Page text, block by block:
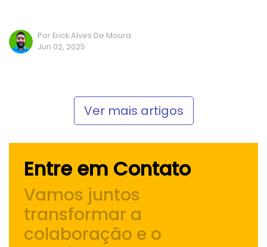
Por Erick Alves De Moura
Jun 02, 2025
Ver mais artigos
Entre em Contato
Vamos juntos
transformar a
colaboração e o